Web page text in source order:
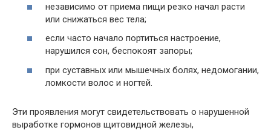
независимо от приема пищи резко начал расти
или снижаться вес тела;
если часто начало портиться настроение,
нарушился сон, беспокоят запоры;
при суставных или мышечных болях, недомогании,
ломкости волос и ногтей.
Эти проявления могут свидетельствовать о нарушенной
выработке гормонов щитовидной железы,